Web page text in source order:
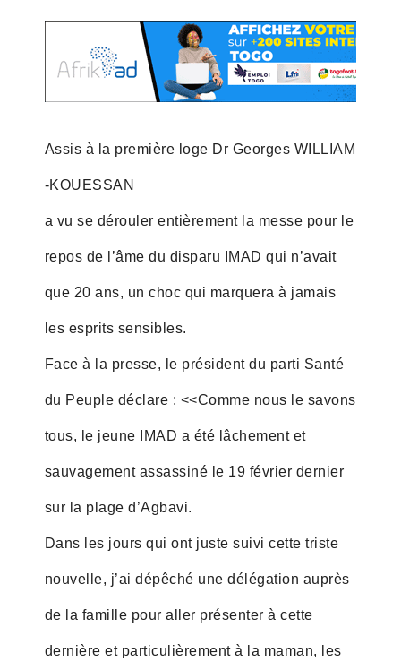
Assis à la première loge Dr Georges WILLIAM
-KOUESSAN
a vu se dérouler entièrement la messe pour le
repos de l’âme du disparu IMAD qui n’avait
que 20 ans, un choc qui marquera à jamais
les esprits sensibles.
Face à la presse, le président du parti Santé
du Peuple déclare : <<Comme nous le savons
tous, le jeune IMAD a été lâchement et
sauvagement assassiné le 19 février dernier
sur la plage d’Agbavi.
Dans les jours qui ont juste suivi cette triste
nouvelle, j’ai dépêché une délégation auprès
de la famille pour aller présenter à cette
dernière et particulièrement à la maman, les